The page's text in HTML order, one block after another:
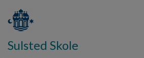
Sulsted Skole